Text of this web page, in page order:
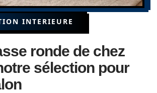
INTERIEURE
ronde de chez
sélection pour